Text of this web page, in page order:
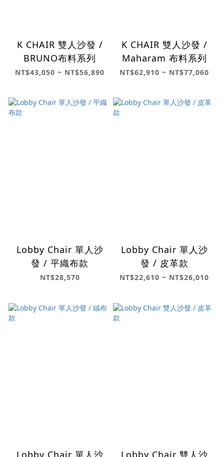
K CHAIR 雙人沙發 /
BRUNO布料系列
NT$43,050 ~ NT$56,890
K CHAIR 雙人沙發 /
Maharam 布料系列
NT$62,910 ~ NT$77,060
Lobby Chair 單人沙
發 / 平織布款
NT$28,570
Lobby Chair 單人沙
發 / 皮革款
NT$22,610 ~ NT$26,010